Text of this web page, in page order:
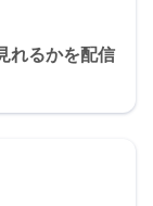
れるかを配信